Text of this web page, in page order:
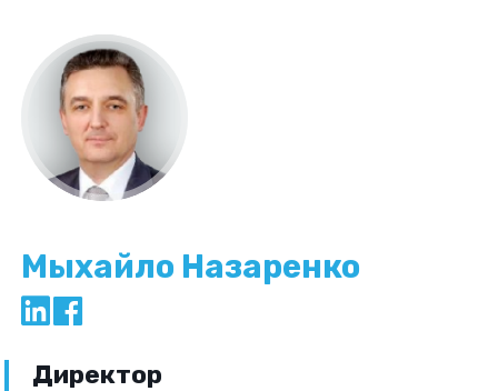
Мыхайло Назаренко
Директор